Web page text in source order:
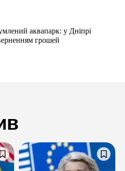
аквапарк: у Дніпрі
грошей